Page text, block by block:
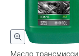
Масло